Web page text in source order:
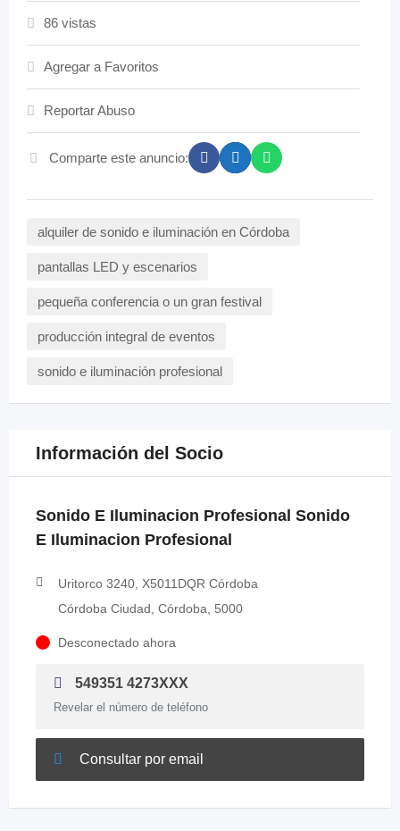
86 vistas
Agregar a Favoritos
Reportar Abuso
Comparte este anuncio:
alquiler de sonido e iluminación en Córdoba
pantallas LED y escenarios
pequeña conferencia o un gran festival
producción integral de eventos
sonido e iluminación profesional
Información del Socio
Sonido E Iluminacion Profesional Sonido
E Iluminacion Profesional
Uritorco 3240, X5011DQR Córdoba
Córdoba Ciudad, Córdoba, 5000
Desconectado ahora
549351 4273XXX
Revelar el número de teléfono
Consultar por email